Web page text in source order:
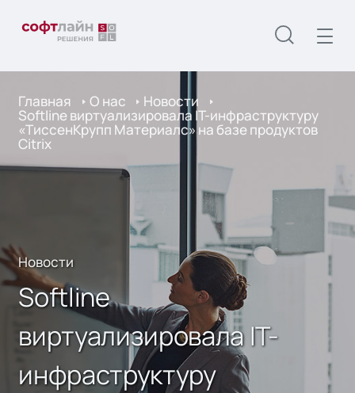
Главная О нас Новости
Softline виртуализировала IT-инфраструктуру
«ТиссенКрупп Материалс» на базе продуктов
Citrix
Новости
Softline
виртуализировала IT-
инфраструктуру